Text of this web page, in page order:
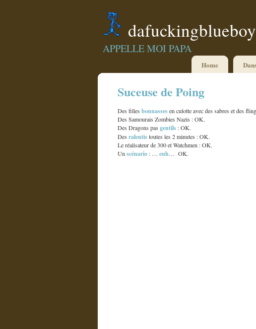
dafuckingblueboy
APPELLE MOI PAPA
Home
Suceuse de Poing
Des fillesbonnassesen culotte avec des sabres et des
Des Samourais Zombies Nazis : OK.
Des Dragons pasgentils : OK.
Desralentistoutes les 2 minutes : OK.
Le réalisateur de 300 et Watchmen : OK.
Unscénario : … euh… OK.